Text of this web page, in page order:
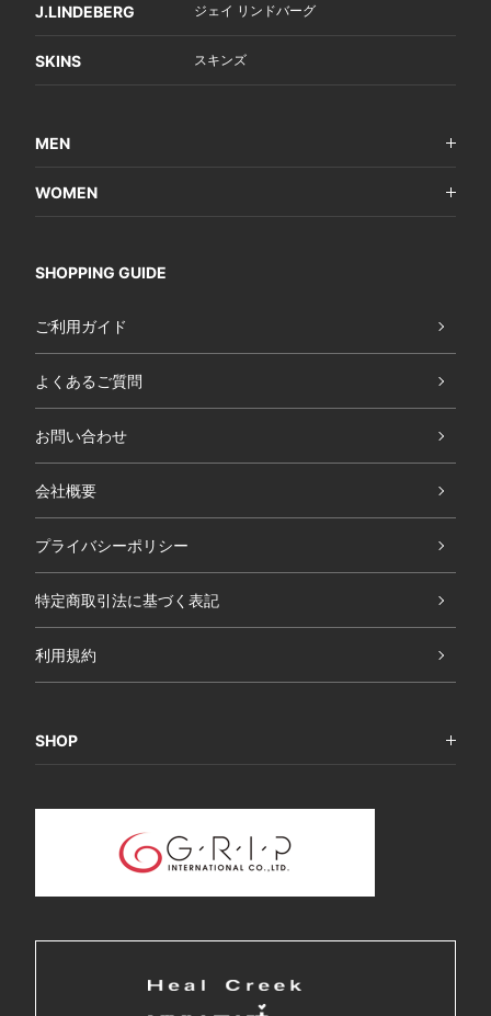
J.LINDEBERG ジェイ リンドバーグ
SKINS スキンズ
MEN
WOMEN
SHOPPING GUIDE
ご利用ガイド
よくあるご質問
お問い合わせ
会社概要
プライバシーポリシー
特定商取引法に基づく表記
利用規約
SHOP